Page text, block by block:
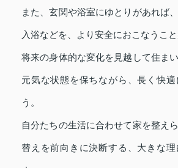
また、玄関や浴室にゆとりがあれば
入浴などを、より安全におこなうこと
将来の身体的な変化を見越して住ま
元気な状態を保ちながら、長く快適
う。
自分たちの生活に合わせて家を整え
替えを前向きに決断する、大きな理